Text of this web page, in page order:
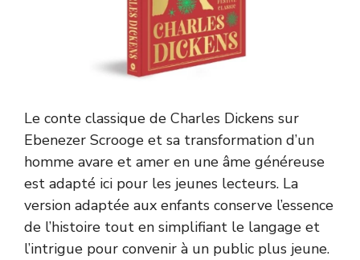
Le conte classique de Charles Dickens sur
Ebenezer Scrooge et sa transformation d’un
homme avare et amer en une âme généreuse
est adapté ici pour les jeunes lecteurs. La
version adaptée aux enfants conserve l’essence
de l’histoire tout en simplifiant le langage et
l’intrigue pour convenir à un public plus jeune.